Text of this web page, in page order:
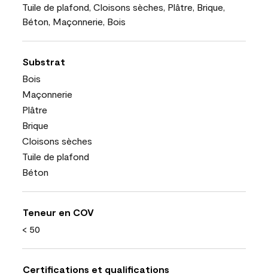
Tuile de plafond, Cloisons sèches, Plâtre, Brique,
Béton, Maçonnerie, Bois
Substrat
Bois
Maçonnerie
Plâtre
Brique
Cloisons sèches
Tuile de plafond
Béton
Teneur en COV
< 50
Certifications et qualifications